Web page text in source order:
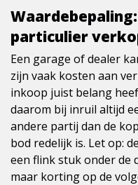
particulier
Een garage of dealer
zijn vaak kosten aan
inkoop juist belang
daarom bij inruil altijd
andere partij dan de
bod redelijk is. Let op:
een flink stuk onder de
maar korting op de